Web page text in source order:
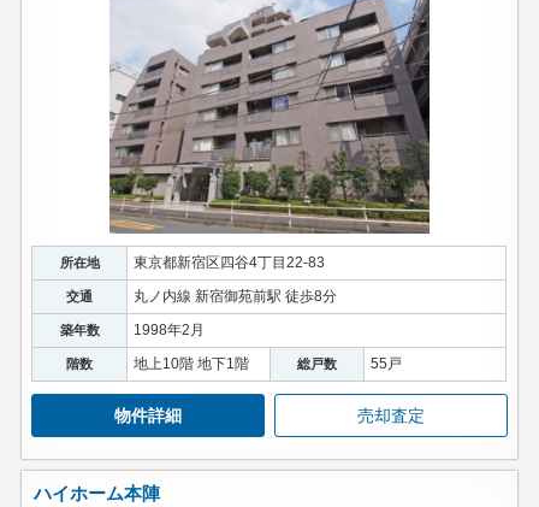
所在地 東京都新宿区四谷4丁目22-83
交通 丸ノ内線 新宿御苑前駅 徒歩8分
築年数 1998年2月
階数 地上10階 地下1階 総戸数 55戸
物件詳細 売却査定
ハイホーム本陣